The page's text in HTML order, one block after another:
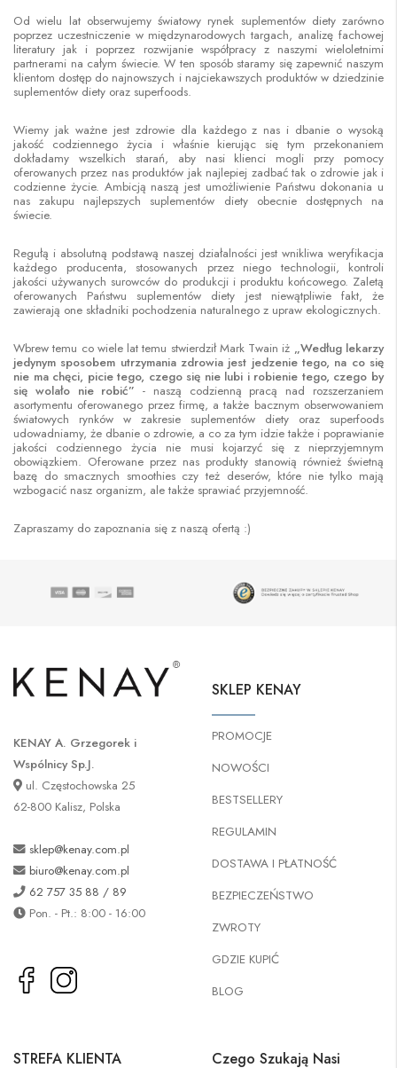
Od wielu lat obserwujemy światowy rynek suplementów diety zarówno
poprzez uczestniczenie w międzynarodowych targach, analizę fachowej
literatury jak i poprzez rozwijanie współpracy z naszymi wieloletnimi
partnerami na całym świecie. W ten sposób staramy się zapewnić naszym
klientom dostęp do najnowszych i najciekawszych produktów w dziedzinie
suplementów diety oraz superfoods.
Wiemy jak ważne jest zdrowie dla każdego z nas i dbanie o wysoką
jakość codziennego życia i właśnie kierując się tym przekonaniem
dokładamy wszelkich starań, aby nasi klienci mogli przy pomocy
oferowanych przez nas produktów jak najlepiej zadbać tak o zdrowie jak i
codzienne życie. Ambicją naszą jest umożliwienie Państwu dokonania u
nas zakupu najlepszych suplementów diety obecnie dostępnych na
świecie.
Regułą i absolutną podstawą naszej działalności jest wnikliwa weryfikacja
każdego producenta, stosowanych przez niego technologii, kontroli
jakości używanych surowców do produkcji i produktu końcowego. Zaletą
oferowanych Państwu suplementów diety jest niewątpliwie fakt, że
zawierają one składniki pochodzenia naturalnego z upraw ekologicznych.
Wbrew temu co wiele lat temu stwierdził Mark Twain iż „Według lekarzy
jedynym sposobem utrzymania zdrowia jest jedzenie tego, na co się
nie ma chęci, picie tego, czego się nie lubi i robienie tego, czego by
się wolało nie robić”- naszą codzienną pracą nad rozszerzaniem
asortymentu oferowanego przez firmę, a także bacznym obserwowaniem
światowych rynków w zakresie suplementów diety oraz superfoods
udowadniamy, że dbanie o zdrowie, a co za tym idzie także i poprawianie
jakości codziennego życia nie musi kojarzyć się z nieprzyjemnym
obowiązkiem. Oferowane przez nas produkty stanowią również świetną
bazę do smacznych smoothies czy też deserów, które nie tylko mają
wzbogacić nasz organizm, ale także sprawiać przyjemność.
Zapraszamy do zapoznania się z naszą ofertą :)
KENAY A. Grzegorek i
Wspólnicy Sp.J.
ul. Częstochowska 25
62-800 Kalisz, Polska
sklep@kenay.com.pl
biuro@kenay.com.pl
62 757 35 88 / 89
Pon. - Pt.: 8:00 - 16:00
SKLEP KENAY
PROMOCJE
NOWOŚCI
BESTSELLERY
REGULAMIN
DOSTAWA I PŁATNOŚĆ
BEZPIECZEŃSTWO
ZWROTY
GDZIE KUPIĆ
BLOG
STREFA KLIENTA Czego Szukają Nasi